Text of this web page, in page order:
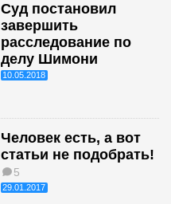
Суд постановил
завершить
расследование по
делу Шимони
10.05.2018
Человек есть, а вот
статьи не подобрать!
5
29.01.2017